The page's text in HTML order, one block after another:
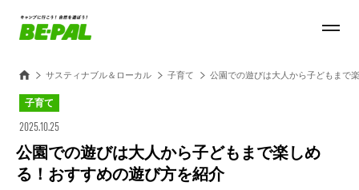
サスティナブル＆ローカル 子育て 公園での遊びは大人から子どもまで
子育て
2025.10.25
公園での遊びは大人から子どもまで楽しめ
る！おすすめの遊び方を紹介